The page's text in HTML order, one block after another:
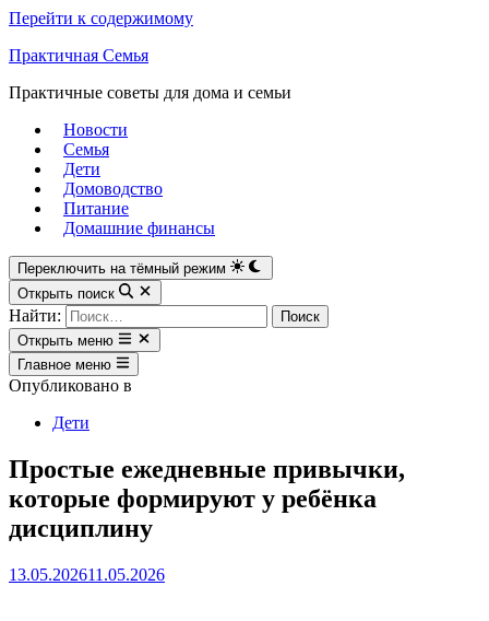
Перейти к содержимому
Практичная Семья
Практичные советы для дома и семьи
Новости
Семья
Дети
Домоводство
Питание
Домашние финансы
Переключить на тёмный режим
Открыть поиск
Найти:
Открыть меню
Главное меню
Опубликовано в
Дети
Простые ежедневные привычки,
которые формируют у ребёнка
дисциплину
13.05.202611.05.2026